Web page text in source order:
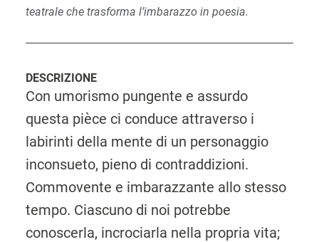
teatrale che trasforma l’imbarazzo in poesia.
DESCRIZIONE
Con umorismo pungente e assurdo
questa pièce ci conduce attraverso i
labirinti della mente di un personaggio
inconsueto, pieno di contraddizioni.
Commovente e imbarazzante allo stesso
tempo. Ciascuno di noi potrebbe
conoscerla, incrociarla nella propria vita;